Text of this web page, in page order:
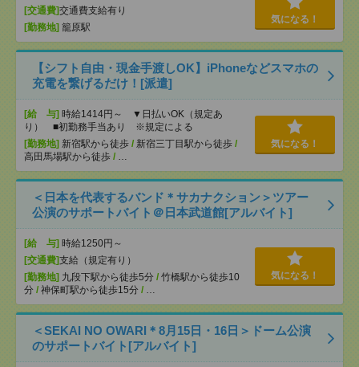
[交通費]交通費支給有り
[勤務地] 籠原駅
気になる！
【シフト自由・現金手渡しOK】iPhoneなどスマホの
充電を繋げるだけ！[派遣]
[給 与] 時給1414円～ ▼日払いOK（規定あ
り） ■初勤務手当あり ※規定による
[勤務地] 新宿駅から徒歩 / 新宿三丁目駅から徒歩 /
高田馬場駅から徒歩 / …
気になる！
＜日本を代表するバンド＊サカナクション＞ツアー
公演のサポートバイト＠日本武道館[アルバイト]
[給 与] 時給1250円～
[交通費]支給（規定有り）
[勤務地] 九段下駅から徒歩5分 / 竹橋駅から徒歩10
分 / 神保町駅から徒歩15分 / …
気になる！
＜SEKAI NO OWARI＊8月15日・16日＞ドーム公演
のサポートバイト[アルバイト]